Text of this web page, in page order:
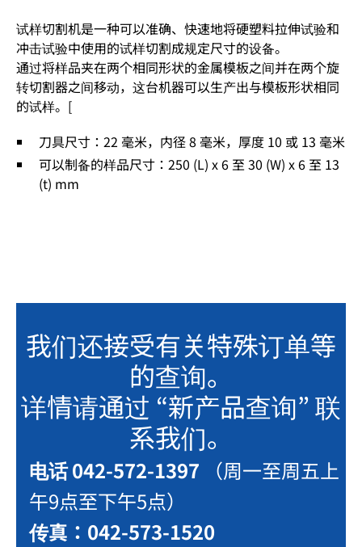
试样切割机是一种可以准确、快速地将硬塑料拉伸试验和
冲击试验中使用的试样切割成规定尺寸的设备。
通过将样品夹在两个相同形状的金属模板之间并在两个旋
转切割器之间移动，这台机器可以生产出与模板形状相同
的试样。[
刀具尺寸：22 毫米，内径 8 毫米，厚度 10 或 13 毫米
可以制备的样品尺寸：250 (L) x 6 至 30 (W) x 6 至 13
(t) mm
我们还接受有关特殊订单等
的查询。
详情请通过 “新产品查询” 联
系我们。
电话 042-572-1397
（周一至周五上
午9点至下午5点）
传真：042-573-1520